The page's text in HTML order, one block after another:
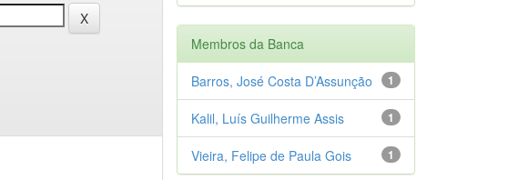
Membros da Banca
1
Barros, José Costa D’Assunção
1
Kalil, Luís Guilherme Assis
1
Vieira, Felipe de Paula Gois